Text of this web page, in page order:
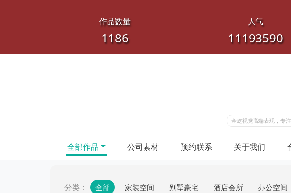
作品数量
1186
人气
11193590
金屹视觉高端表现，专
全部作品 公司素材 预约联系 关于我们
分类： 全部 家装空间 别墅豪宅 酒店会所 办公空间